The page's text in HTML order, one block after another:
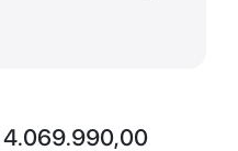
4.069.990,00